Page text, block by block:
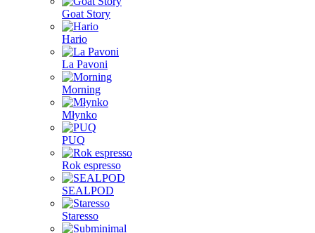
Goat Story
Hario
La Pavoni
Morning
Młynko
PUQ
Rok espresso
SEALPOD
Staresso